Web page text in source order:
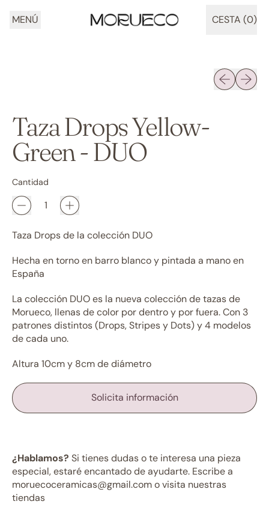
MENÚ CESTA (0)
ARTÍCULOS
Diapositiva
Taza Drops Yellow-
Green - DUO
Cantidad
Taza Drops de la colección DUO
Hecha en torno en barro blanco y pintada a mano en
España
La colección DUO es la nueva colección de tazas de
Morueco, llenas de color por dentro y por fuera. Con 3
patrones distintos (Drops, Stripes y Dots) y 4 modelos
de cada uno.
Altura 10cm y 8cm de diámetro
Solicita información
¿Hablamos? Si tienes dudas o te interesa una pieza
especial, estaré encantado de ayudarte. Escribe a
moruecoceramicas@gmail.com o visita nuestras
tiendas